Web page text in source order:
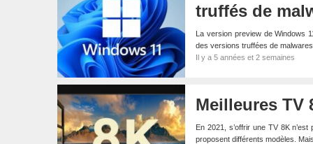
truffés de
La version preview de Windows
des versions truffées de
Il y a 5 années et 2 semaines
Meilleures TV
En 2021, s’offrir une TV 8K
proposent différents modèles.